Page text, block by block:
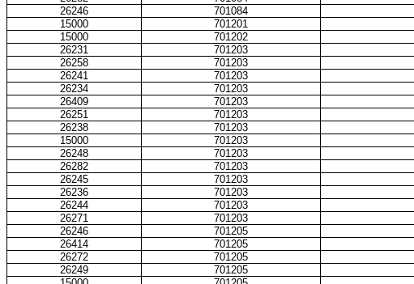
26246
701084
15000
701201
15000
701202
26231
701203
26258
701203
26241
701203
26234
701203
26409
701203
26251
701203
26238
701203
15000
701203
26248
701203
26282
701203
26245
701203
26236
701203
26244
701203
26271
701203
26246
701205
26414
701205
26272
701205
26249
701205